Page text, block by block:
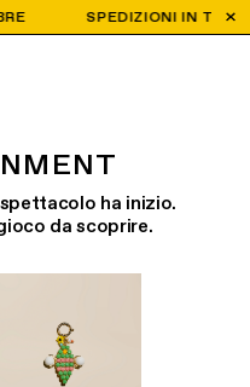
SPEDIZIONI IN TUTTO IL
ha inizio.
da scoprire.